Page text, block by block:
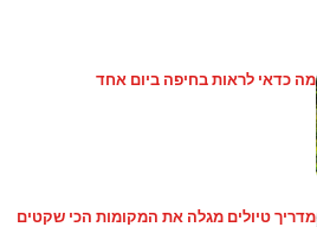
מה כדאי לראות בחיפה ביום אחד
מדריך טיולים מגלה את המקומות הכי שקטים